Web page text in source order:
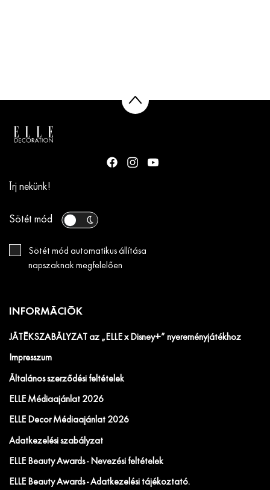
Írj nekünk!
Sötét mód
Sötét mód automatikus állítása
napszaknak megfelelően
INFORMÁCIÓK
JÁTÉKSZABÁLYZAT az „ELLE x Disney+” nyereményjátékhoz
Impresszum
Általános szerződési feltételek
ELLE Médiaajánlat 2026
ELLE Decor Médiaajánlat 2026
Adatkezelési szabályzat
ELLE Beauty Awards - Nevezési feltételek
ELLE Beauty Awards - Adatkezelési tájékoztató.